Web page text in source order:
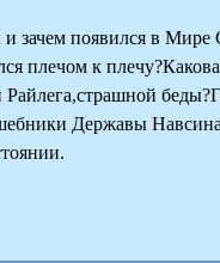
зачем появился в Мире
плечом к
Державы